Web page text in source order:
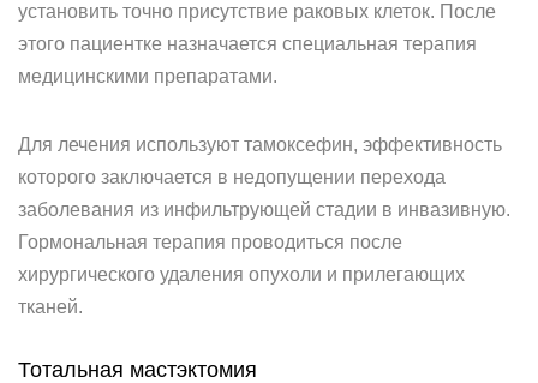
установить точно присутствие раковых клеток. После
этого пациентке назначается специальная терапия
медицинскими препаратами.
Для лечения используют тамоксефин, эффективность
которого заключается в недопущении перехода
заболевания из инфильтрующей стадии в инвазивную.
Гормональная терапия проводиться после
хирургического удаления опухоли и прилегающих
тканей.
Тотальная мастэктомия